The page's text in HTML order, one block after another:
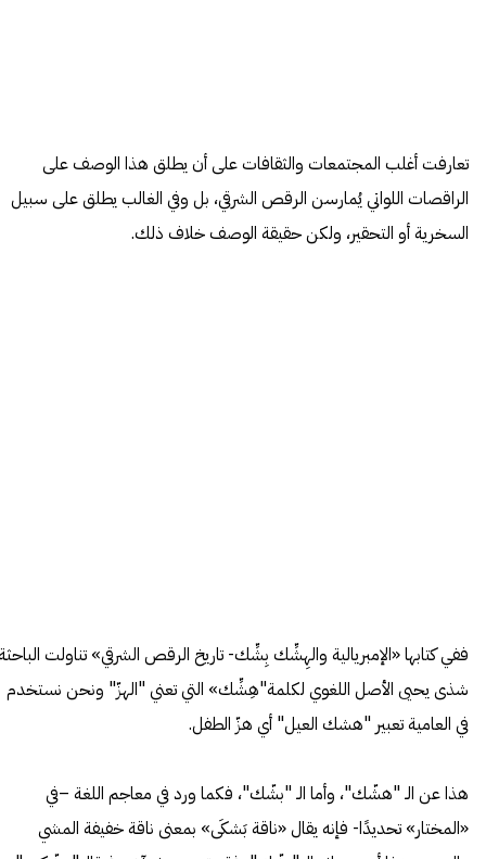
تعارفت أغلب المجتمعات والثقافات على أن يطلق هذا الوصف على
الراقصات اللواتي يُمارسن الرقص الشرقي، بل وفي الغالب يطلق على سبيل
السخرية أو التحقير، ولكن حقيقة الوصف خلاف ذلك.
ففي كتابها «الإمبريالية والهِشِّك بِشِّك- تاريخ الرقص الشرقي» تناولت
شذى يحيى الأصل اللغوي لكلمة"هِشِّك» التي تعني "الهزّ" ونحن نستخدم
في العامية تعبير "هشك العيل" أي هزّ الطفل.
هذا عن الـ "هشّك"، وأما الـ "بشّك"، فكما ورد في معاجم اللغة –في
«المختار» تحديدًا- فإنه يقال «ناقة بَشكَى» بمعنى ناقة خفيفة المشي